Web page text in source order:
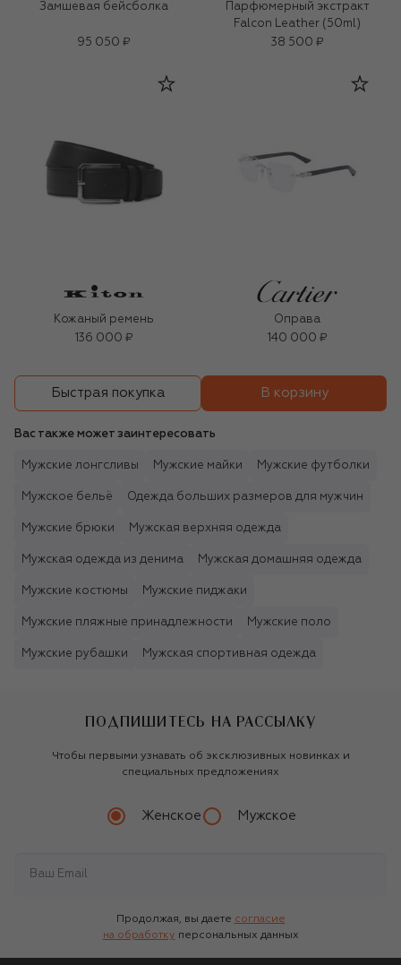
Замшевая бейсболка
95 050 ₽
Парфюмерный экстракт
Falcon Leather (50ml)
38 500 ₽
Кожаный ремень
136 000 ₽
Оправа
140 000 ₽
Быстрая покупка В корзину
Вас также может заинтересовать
Мужские лонгсливы Мужские майки Мужские футболки
Мужское бельё Одежда больших размеров для мужчин
Мужские брюки Мужская верхняя одежда
Мужская одежда из денима Мужская домашняя одежда
Мужские костюмы Мужские пиджаки
Мужские пляжные принадлежности Мужские поло
Мужские рубашки Мужская спортивная одежда
ПОДПИШИТЕСЬ НА РАССЫЛКУ
Чтобы первыми узнавать об эксклюзивных новинках и
специальных предложениях
Женское Мужское
Продолжая, вы даете согласие
на обработку персональных данных